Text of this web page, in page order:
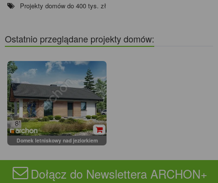
Projekty domów do 400 tys. zł
Ostatnio przeglądane projekty domów:
Domek letniskowy nad jeziorkiem
Dołącz do Newslettera ARCHON+